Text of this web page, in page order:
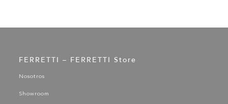
FERRETTI – FERRETTI Store
Nosotros
Showroom